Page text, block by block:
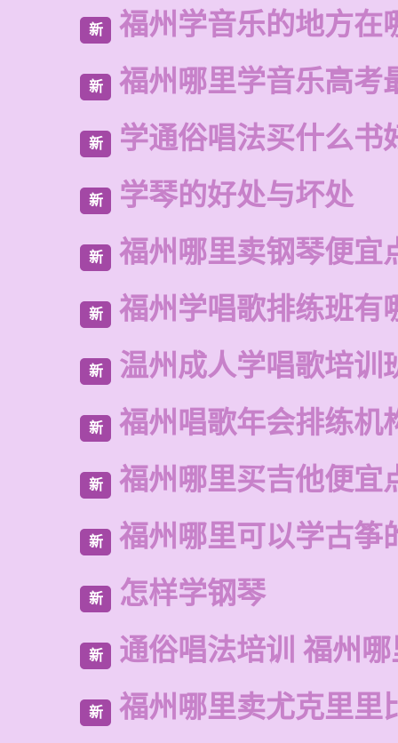
新 福州学音乐的地方在
新 福州哪里学音乐高考
新 学通俗唱法买什么书
新 学琴的好处与坏处
新 福州哪里卖钢琴便宜
新 福州学唱歌排练班有
新 温州成人学唱歌培训
新 福州唱歌年会排练机
新 福州哪里买吉他便宜
新 福州哪里可以学古筝
新 怎样学钢琴
新 通俗唱法培训 福州
新 福州哪里卖尤克里里